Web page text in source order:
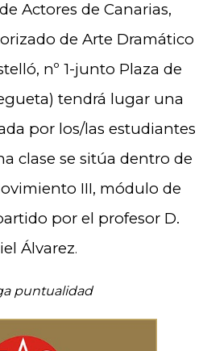
Actores de Canarias,
de Arte Dramático
nº 1-junto Plaza de
tendrá lugar una
por los/las estudiantes
clase se sitúa dentro de
III, módulo de
por el profesor D.
Álvarez.
puntualidad